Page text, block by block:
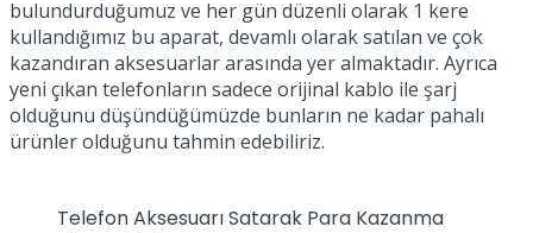
bulundurduğumuz ve her gün düzenli olarak 1 kere
kullandığımız bu aparat, devamlı olarak satılan ve çok
kazandıran aksesuarlar arasında yer almaktadır. Ayrıca
yeni çıkan telefonların sadece orijinal kablo ile şarj
olduğunu düşündüğümüzde bunların ne kadar pahalı
ürünler olduğunu tahmin edebiliriz.
Telefon Aksesuarı Satarak Para Kazanma